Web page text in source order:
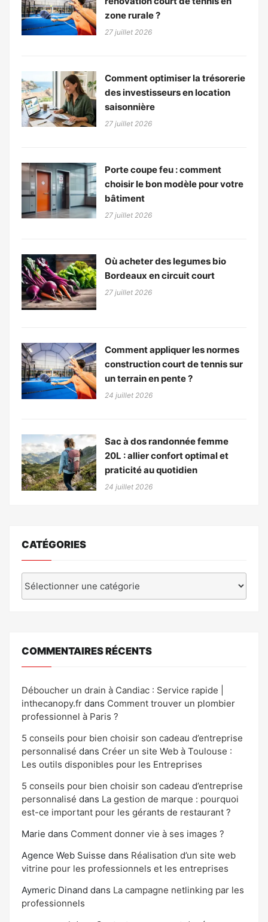
zone rurale ?
27 juillet 2026
Comment optimiser la trésorerie
des investisseurs en location
saisonnière
27 juillet 2026
Porte coupe feu : comment
choisir le bon modèle pour votre
bâtiment
27 juillet 2026
Où acheter des legumes bio
Bordeaux en circuit court
27 juillet 2026
Comment appliquer les normes
construction court de tennis sur
un terrain en pente ?
24 juillet 2026
Sac à dos randonnée femme
20L : allier confort optimal et
praticité au quotidien
24 juillet 2026
CATÉGORIES
COMMENTAIRES RÉCENTS
Déboucher un drain à Candiac : Service rapide |
inthecanopy.fr dans Comment trouver un plombier
professionnel à Paris ?
5 conseils pour bien choisir son cadeau d’entreprise
personnalisé dans Créer un site Web à Toulouse :
Les outils disponibles pour les Entreprises
5 conseils pour bien choisir son cadeau d’entreprise
personnalisé dans La gestion de marque : pourquoi
est-ce important pour les gérants de restaurant ?
Marie dans Comment donner vie à ses images ?
Agence Web Suisse dans Réalisation d’un site web
vitrine pour les professionnels et les entreprises
Aymeric Dinand dans La campagne netlinking par les
professionnels